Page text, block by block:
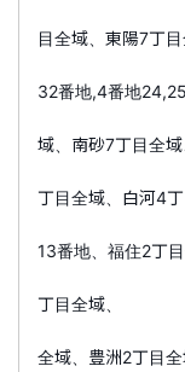
東陽5丁目
目全域、東陽7丁目
南砂1丁目1
32番地,4番地
南砂4丁目1
域、南砂7丁目全域
白河1丁目
丁目全域、白河4丁
富岡1丁目8
13番地、福住2丁目
平野1丁目
丁目全域、
平野4丁目1
全域、豊洲2丁目全